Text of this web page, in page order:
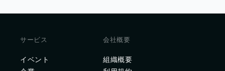
サービス
イベント
会社概要
組織概要